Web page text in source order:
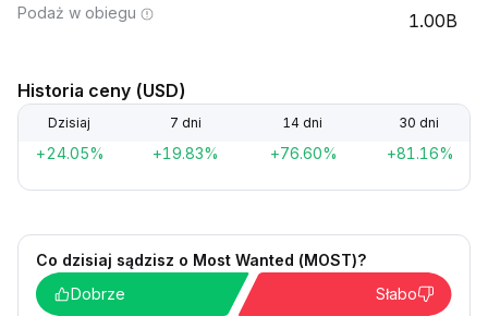
Podaż w obiegu 1.00B
Historia ceny (USD)
Dzisiaj 7 dni 14 dni 30 dni
+24.05% +19.83% +76.60% +81.16%
Co dzisiaj sądzisz o Most Wanted (MOST)?
Dobrze
Słabo